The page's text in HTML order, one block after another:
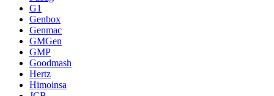
G1
Genbox
Genmac
GMGen
GMP
Goodmash
Hertz
Himoinsa